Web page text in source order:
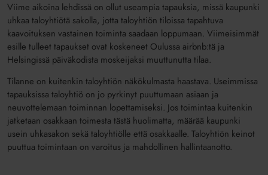
Viime aikoina lehdissä on ollut useampia tapauksia, missä kaupunki
uhkaa taloyhtiötä sakolla, jotta taloyhtiön tiloissa tapahtuva
kaavoituksen vastainen toiminta saadaan loppumaan. Viimeisimmät
esille tulleet tapaukset ovat koskeneet Oulussa airbnb:tä ja
Helsingissä päiväkodista moskeijaksi muuttunutta tilaa.
Tilanne on kuitenkin taloyhtiön näkökulmasta haastava. Useimmissa
tapauksissa taloyhtiö on jo pyrkinyt puuttumaan asiaan ja
neuvottelemaan toiminnan lopettamiseksi. Jos toimintaa kuitenkin
jatketaan osakkaan toimesta tästä huolimatta, määrää kaupunki
usein uhkasakon sekä taloyhtiölle että osakkaalle. Taloyhtiön keinot
puuttua toimintaan on varoitus ja mahdollinen hallintaanotto.